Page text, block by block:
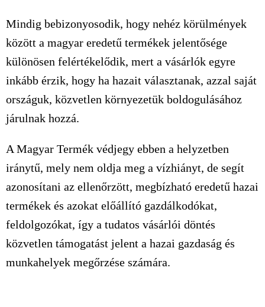
Mindig bebizonyosodik, hogy nehéz körülmények
között a magyar eredetű termékek jelentősége
különösen felértékelődik, mert a vásárlók egyre
inkább érzik, hogy ha hazait választanak, azzal saját
országuk, közvetlen környezetük boldogulásához
járulnak hozzá.
A Magyar Termék védjegy ebben a helyzetben
iránytű, mely nem oldja meg a vízhiányt, de segít
azonosítani az ellenőrzött, megbízható eredetű hazai
termékek és azokat előállító gazdálkodókat,
feldolgozókat, így a tudatos vásárlói döntés
közvetlen támogatást jelent a hazai gazdaság és
munkahelyek megőrzése számára.